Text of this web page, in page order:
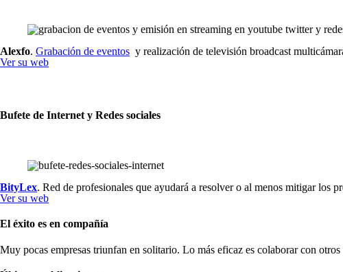
Alexfo. Grabación de eventos y realización de televisión broadcast
Ver su web
Bufete de Internet y Redes sociales
BityLex. Red de profesionales que ayudará a resolver o al menos mitigar los
Ver su web
El éxito es en compañía
Muy pocas empresas triunfan en solitario. Lo más eficaz es colaborar con